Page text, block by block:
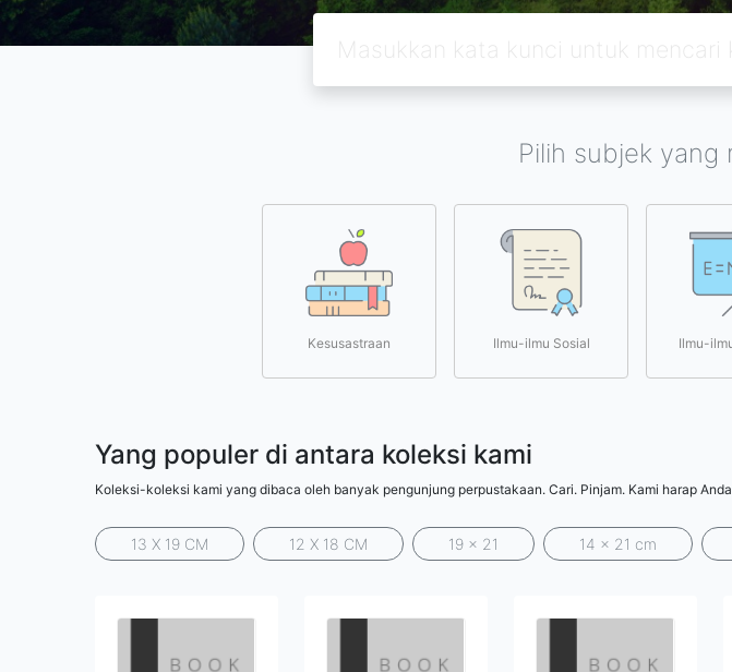
Pilih subjek yang
Kesusastraan Ilmu-ilmu Sosial Ilmu-
Yang populer di antara koleksi kami
Koleksi-koleksi kami yang dibaca oleh banyak pengunjung perpustakaan. Cari. Pinjam. Kami harap
13 X 19 CM 12 X 18 CM 19 x 21 14 x 21 cm